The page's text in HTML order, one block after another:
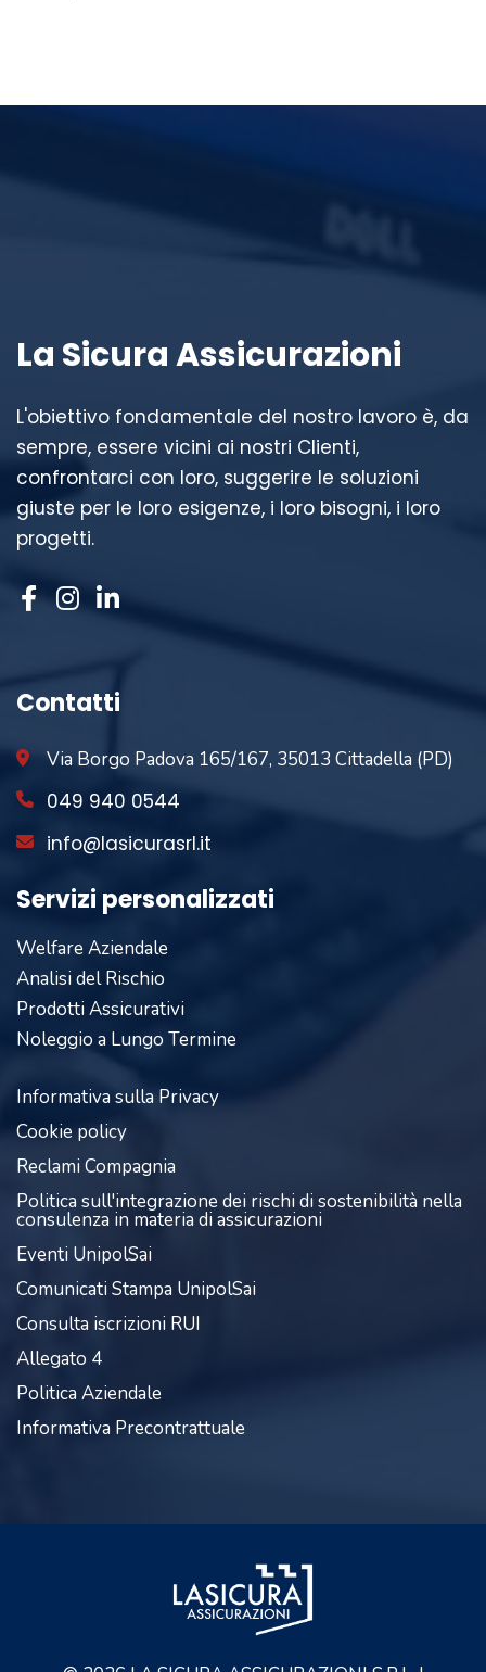
La Sicura Assicurazioni
L'obiettivo fondamentale del nostro lavoro è, da
sempre, essere vicini ai nostri Clienti,
confrontarci con loro, suggerire le soluzioni
giuste per le loro esigenze, i loro bisogni, i loro
progetti.
Contatti
Via Borgo Padova 165/167, 35013 Cittadella (PD)
049 940 0544
info@lasicurasrl.it
Servizi personalizzati
Welfare Aziendale
Analisi del Rischio
Prodotti Assicurativi
Noleggio a Lungo Termine
Informativa sulla Privacy
Cookie policy
Reclami Compagnia
Politica sull'integrazione dei rischi di sostenibilità nella
consulenza in materia di assicurazioni
Eventi UnipolSai
Comunicati Stampa UnipolSai
Consulta iscrizioni RUI
Allegato 4
Politica Aziendale
Informativa Precontrattuale